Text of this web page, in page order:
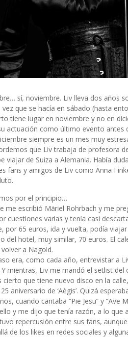
sí, noviembre. Liv lleva dos años
que se hacía en sábado (hasta
tiene lugar en noviembre y no en
actuación como último evento antes
siempre es un mes muy
que Liv trabaja de profesora
viajar de Suiza a Alemania. Había
fans y amigos de Liv como Anna
por el principio…
me escribió Märiel Rohrbach y me
cuestiones varias y tenía casi
por 65 euros, ida y vuelta, podía
del hotel, muy similar, 70 euros. El
a Nagold.
era, como cada año, entrevistar a
Y mientras, Liv me mandó el setlist
cierto que tiene nuevo disco en la
aniversario de ‘Aègis’. Quizá
cuando cantaba “Pie Jesu” y “Ave
y me dijo que tenía razón, a lo que
repercusión entre sus fans,
de los likes en redes sociales y